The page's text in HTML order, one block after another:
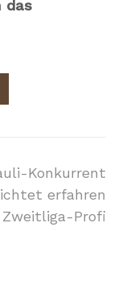
das
Konkurrent
erfahren
Zweitliga-Profi